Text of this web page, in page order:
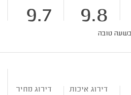
9.8
9.7
טובה
דירוג איכות דירוג מחיר